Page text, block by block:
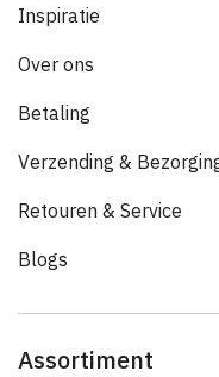
Inspiratie
Over ons
Betaling
Verzending &
Retouren & Service
Blogs
Assortiment